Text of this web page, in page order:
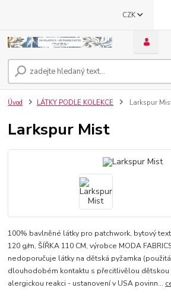
CZK
Úvod LÁTKY PODLE KOLEKCE Larkspur
Larkspur Mist
100% bavlněné látky pro patchwork, bytový
120 g/m, ŠÍŘKA 110 CM, výrobce MODA
nedoporučuje látky na dětská pyžamka
dlouhodobém kontaktu s přecitlivělou
alergickou reakci - ustanovení v USA povinn...